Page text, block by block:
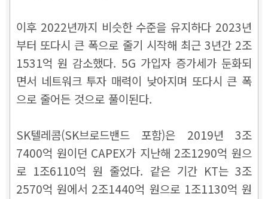
이후 2022년까지 비슷한 수준을 유지하다 2023년
부터 또다시 큰 폭으로 줄기 시작해 최근 3년간 2조
1531억 원 감소했다. 5G 가입자 증가세가 둔화되
면서 네트워크 투자 매력이 낮아지며 또다시 큰 폭
으로 줄어든 것으로 풀이된다.
SK텔레콤(SK브로드밴드 포함)은 2019년 3조
7400억 원이던 CAPEX가 지난해 2조1290억 원으
로 1조6110억 원 줄었다. 같은 기간 KT는 3조
2570억 원에서 2조1440억 원으로 1조1130억 원